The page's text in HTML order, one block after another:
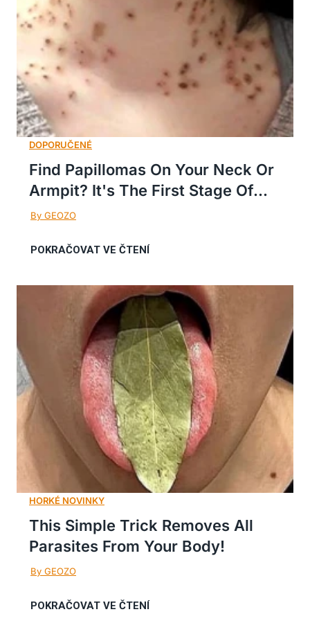
Find Papillomas On Your Neck Or
Armpit? It's The First Stage Of...
This Simple Trick Removes All
Parasites From Your Body!